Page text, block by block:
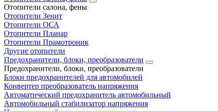
Отопители салона, фены
Отопители Зенит
Отопители ОСА
Отопители Планар
Отопители Прамотроник
Другие отопители
Предохранители, блоки, преобразователи
Предохранители, блоки, преобразователи
Блоки предохранителей для автомобилей
Конвертер преобразователь напряжения
Автоматический предохранитель автомобильный
Автомобильный стабилизатор напряжения